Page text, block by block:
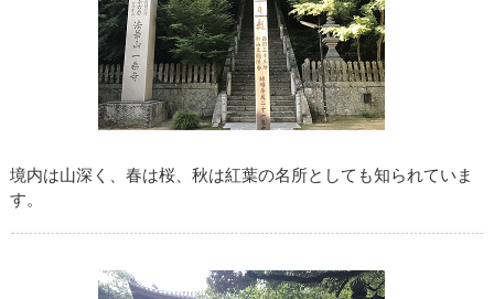
境内は山深く、春は桜、秋は紅葉の名所としても知られていま
す。